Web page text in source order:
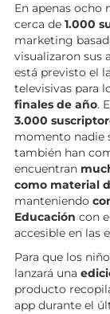
En apenas ocho
cerca de 1.000
marketing
visualizaron sus
está previsto el
televisivas para
finales de año.
3.000
momento nadie
también han
encuentran
como material
manteniendo
Educación con
accesible en las
Para que los
lanzará una
producto
app durante el